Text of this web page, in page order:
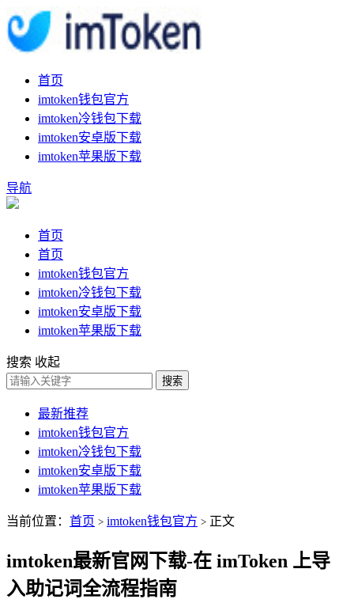
首页
imtoken钱包官方
imtoken冷钱包下载
imtoken安卓版下载
imtoken苹果版下载
导航
首页
首页
imtoken钱包官方
imtoken冷钱包下载
imtoken安卓版下载
imtoken苹果版下载
搜索 收起
搜索
最新推荐
imtoken钱包官方
imtoken冷钱包下载
imtoken安卓版下载
imtoken苹果版下载
当前位置： 首页 > imtoken钱包官方 > 正文
imtoken最新官网下载-在 imToken 上导
入助记词全流程指南